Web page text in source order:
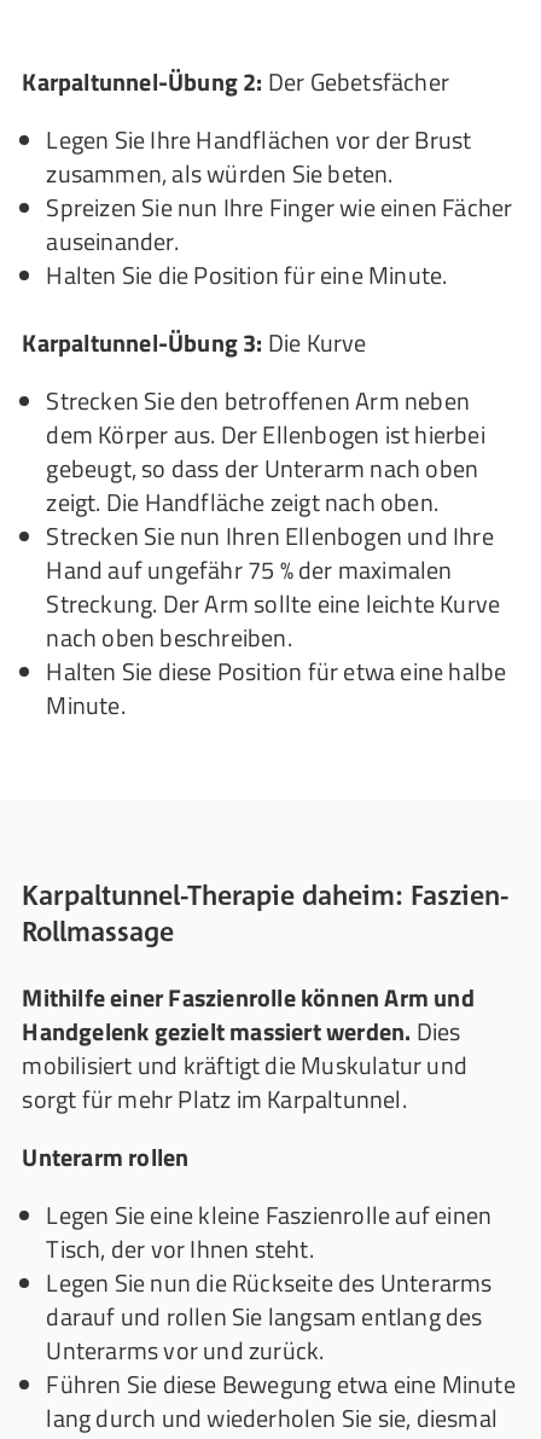
Karpaltunnel-Übung 2: Der Gebetsfächer
Legen Sie Ihre Handflächen vor der Brust
zusammen, als würden Sie beten.
Spreizen Sie nun Ihre Finger wie einen Fächer
auseinander.
Halten Sie die Position für eine Minute.
Karpaltunnel-Übung 3: Die Kurve
Strecken Sie den betroffenen Arm neben
dem Körper aus. Der Ellenbogen ist hierbei
gebeugt, so dass der Unterarm nach oben
zeigt. Die Handfläche zeigt nach oben.
Strecken Sie nun Ihren Ellenbogen und Ihre
Hand auf ungefähr 75 % der maximalen
Streckung. Der Arm sollte eine leichte Kurve
nach oben beschreiben.
Halten Sie diese Position für etwa eine halbe
Minute.
Karpaltunnel-Therapie daheim: Faszien-
Rollmassage
Mithilfe einer Faszienrolle können Arm und
Handgelenk gezielt massiert werden. Dies
mobilisiert und kräftigt die Muskulatur und
sorgt für mehr Platz im Karpaltunnel.
Unterarm rollen
Legen Sie eine kleine Faszienrolle auf einen
Tisch, der vor Ihnen steht.
Legen Sie nun die Rückseite des Unterarms
darauf und rollen Sie langsam entlang des
Unterarms vor und zurück.
Führen Sie diese Bewegung etwa eine Minute
lang durch und wiederholen Sie sie, diesmal